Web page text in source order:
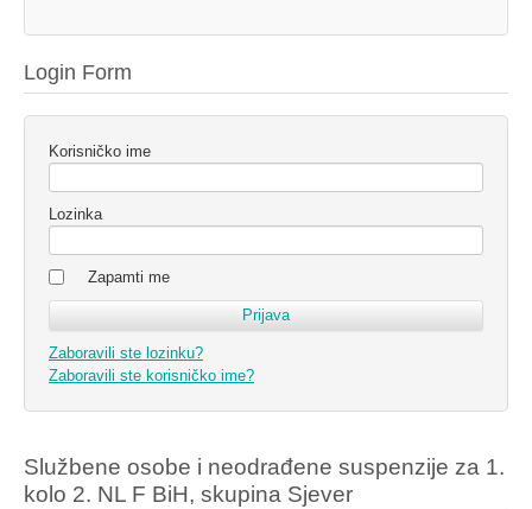
Login Form
Korisničko ime
Lozinka
Zapamti me
Zaboravili ste lozinku?
Zaboravili ste korisničko ime?
Službene osobe i neodrađene suspenzije za 1.
kolo 2. NL F BiH, skupina Sjever